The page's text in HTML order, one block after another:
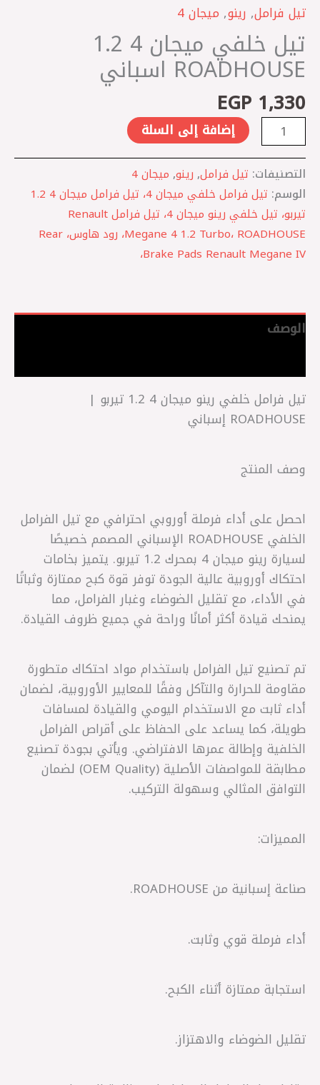
تيل فرامل, رينو, ميجان 4
تيل خلفي ميجان 4 1.2
ROADHOUSE اسباني
EGP 1,330
إضافة إلى السلة
التصنيفات: تيل فرامل, رينو, ميجان 4
الوسم:
تيل فرامل خلفي ميجان 4، تيل فرامل ميجان 4 1.2
تيربو، تيل خلفي رينو ميجان 4، تيل فرامل Renault
Megane 4 1.2 Turbo، ROADHOUSE، رود هاوس، Rear
Brake Pads Renault Megane IV،
الوصف
تيل فرامل خلفي رينو ميجان 4 1.2 تيربو |
ROADHOUSE إسباني
وصف المنتج
احصل على أداء فرملة أوروبي احترافي مع تيل الفرامل
الخلفي ROADHOUSE الإسباني المصمم خصيصًا
لسيارة رينو ميجان 4 بمحرك 1.2 تيربو. يتميز بخامات
احتكاك أوروبية عالية الجودة توفر قوة كبح ممتازة وثباتًا
في الأداء، مع تقليل الضوضاء وغبار الفرامل، مما
يمنحك قيادة أكثر أمانًا وراحة في جميع ظروف القيادة.
تم تصنيع تيل الفرامل باستخدام مواد احتكاك متطورة
مقاومة للحرارة والتآكل وفقًا للمعايير الأوروبية، لضمان
أداء ثابت مع الاستخدام اليومي والقيادة لمسافات
طويلة، كما يساعد على الحفاظ على أقراص الفرامل
الخلفية وإطالة عمرها الافتراضي. ويأتي بجودة تصنيع
مطابقة للمواصفات الأصلية (OEM Quality) لضمان
التوافق المثالي وسهولة التركيب.
المميزات:
صناعة إسبانية من ROADHOUSE.
أداء فرملة قوي وثابت.
استجابة ممتازة أثناء الكبح.
تقليل الضوضاء والاهتزاز.